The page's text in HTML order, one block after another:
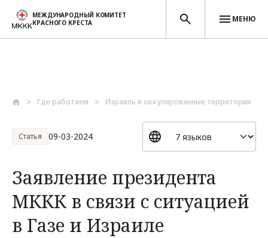
МЕЖДУНАРОДНЫЙ КОМИТЕТ
КРАСНОГО КРЕСТА
МЕНЮ
Где работаем Израиль и оккупированные территории
Статья 09-03-2024
Заявление президента
МККК в связи с ситуацией
в Газе и Израиле